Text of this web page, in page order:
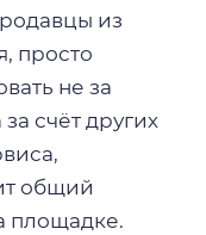
из
просто
не за
счёт других
общий
площадке.